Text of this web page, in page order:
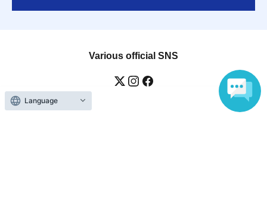
Various official SNS
Language